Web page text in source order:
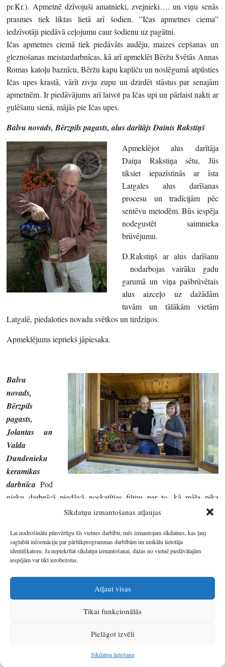
Sīkdatņu izmantošanas atļaujas
Lai nodrošinātu pilnvērtīgu šīs vietnes darbību, mēs izmantojam sīkdatnes, kas ļauj
saglabāt informāciju par pārlūkprogrammas darbībām un unikālu lietotāja
identifikatoru. Ja nepiekrītat sīkdatņu izmantošanai, dažas no vietnē piedāvātajām
iespējām var tikt ierobežotas.
Atļaut visas
Tikai funkcionālās
Pielāgot izvēli
Sīkdatņu lietošana
pr.Kr.). Apmetnē dzīvojuši amatnieki, zvejnieki…. un viņu senās
prasmes tiek liktas lietā arī šodien. ”Ičas apmetnes ciema”
iedzīvotāji piedāvā ceļojumu caur šodienu uz pagātni.
Ičas apmetnes ciemā tiek piedāvāts audēju, maizes cepšanas un
gleznošanas meistardarbnīcas, kā arī apmeklēt Bēržu Svētās Annas
Romas katoļu baznīcu, Bēržu kapu kapliču un noslēgumā atpūsties
Ičas upes krastā, vārīt zivju zupu un dzirdēt stāstus par senajām
apmetnēm. Ir piedāvājums arī laivot pa Ičas upi un pārlaist nakti ar
gulēšanu sienā, mājās pie Ičas upes.
Balvu novads, Bērzpils pagasts, alus darītājs Dainis Rakstiņš
Apmeklējot alus darītāja
Daiņa Rakstiņa sētu, Jūs
tiksiet iepazīstinās ar īsta
Latgales alus darīšanas
procesu un tradīcijām pēc
sentēvu metodēm. Būs iespēja
nodegustēt saimnieka
brūvējumu.
D.Rakstiņš ar alus darīšanu
nodarbojas vairāku gadu
garumā un viņa pašbrūvētais
alus aizceļo uz dažādām
tuvām un tālākām vietām
Latgalē, piedaloties novadu svētkos un tirdziņos.
Apmeklējums iepriekš jāpiesaka.
Balvu
novads,
Bērzpils
pagasts,
Jolantas un
Valda
Dundenieku
keramikas
darbnīca Pod
nieku darbnīcā piedāvā noskatīties filmu par to, kā māla pika
pārtop keramikas traukā. Darbnīcā ir iespēja pašiem iemēģināt
novads,
pagasts,